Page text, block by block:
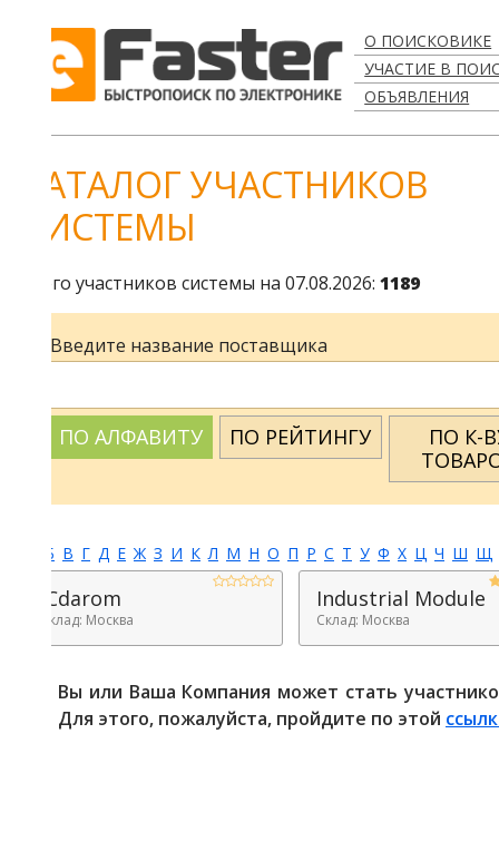
О ПОИСКОВИКЕ
УЧАСТИЕ В ПОИСКЕ
ОБЪЯВЛЕНИЯ
УЧАСТНИКОВ
участников системы на 07.08.2026:1189
Введите название поставщика
ПО АЛФАВИТУ ПО РЕЙТИНГУ
ПО К-ВУ
ТОВАРОВ
Д Е Ж З И К Л М Н О П Р С Т У Ф Х Ц Ч Ш Щ Э Ю Я
Москва
Industrial Module
Склад: Москва
Вы или Ваша Компания может стать участником
Для этого, пожалуйста, пройдите по этой ссылке.